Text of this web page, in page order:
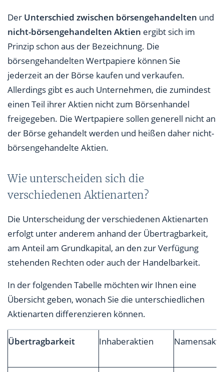
Der Unterschied zwischen börsengehandelten und
nicht-börsengehandelten Aktien ergibt sich im
Prinzip schon aus der Bezeichnung. Die
börsengehandelten Wertpapiere können Sie
jederzeit an der Börse kaufen und verkaufen.
Allerdings gibt es auch Unternehmen, die zumindest
einen Teil ihrer Aktien nicht zum Börsenhandel
freigegeben. Die Wertpapiere sollen generell nicht an
der Börse gehandelt werden und heißen daher nicht-
börsengehandelte Aktien.
Wie unterscheiden sich die
verschiedenen Aktienarten?
Die Unterscheidung der verschiedenen Aktienarten
erfolgt unter anderem anhand der Übertragbarkeit,
am Anteil am Grundkapital, an den zur Verfügung
stehenden Rechten oder auch der Handelbarkeit.
In der folgenden Tabelle möchten wir Ihnen eine
Übersicht geben, wonach Sie die unterschiedlichen
Aktienarten differenzieren können.
Übertragbarkeit Inhaberaktien